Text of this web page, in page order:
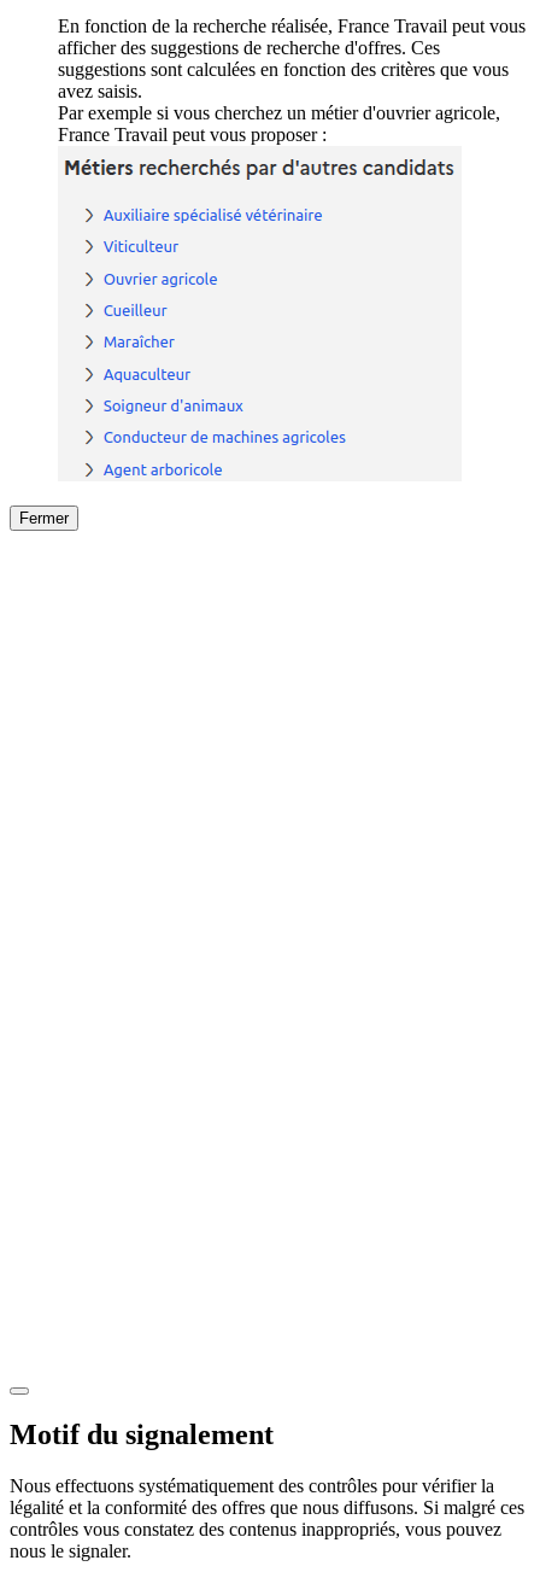
En fonction de la recherche réalisée, France Travail peut vous
afficher des suggestions de recherche d'offres. Ces
suggestions sont calculées en fonction des critères que vous
avez saisis.
Par exemple si vous cherchez un métier d'ouvrier agricole,
France Travail peut vous proposer :
Fermer
Motif du signalement
Nous effectuons systématiquement des contrôles pour vérifier la
légalité et la conformité des offres que nous diffusons. Si malgré ces
contrôles vous constatez des contenus inappropriés, vous pouvez
nous le signaler.